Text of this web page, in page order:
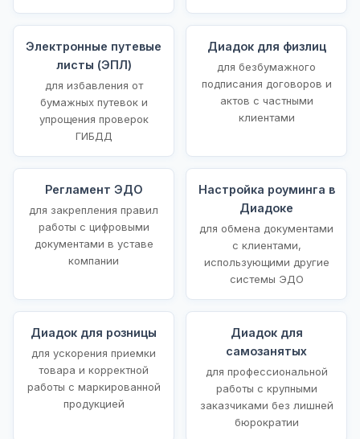
Электронные путевые
листы (ЭПЛ)
для избавления от
бумажных путевок и
упрощения проверок
ГИБДД
Диадок для физлиц
для безбумажного
подписания договоров и
актов с частными
клиентами
Регламент ЭДО
для закрепления правил
работы с цифровыми
документами в уставе
компании
Настройка роуминга в
Диадоке
для обмена документами
с клиентами,
использующими другие
системы ЭДО
Диадок для розницы
для ускорения приемки
товара и корректной
работы с маркированной
продукцией
Диадок для
самозанятых
для профессиональной
работы с крупными
заказчиками без лишней
бюрократии